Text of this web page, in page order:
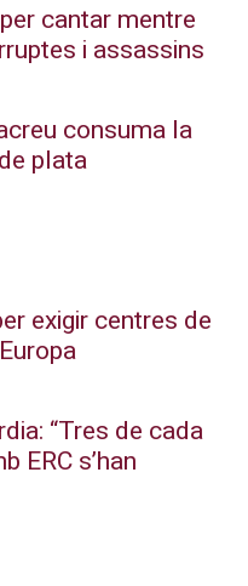
cantar mentre
i assassins
consuma la
plata
exigir centres de
“Tres de cada
ERC s’han